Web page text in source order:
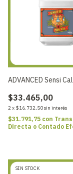
ADVANCED Sensi
$33.465,00
2x $16.732,50sin interés
$31.791,75 con
Directa o Contado
SIN STOCK